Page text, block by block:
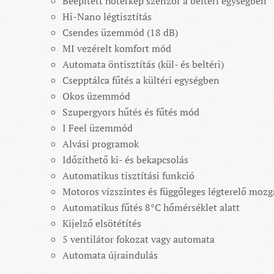
Hi-Nano légtisztítás
Csendes üzemmód (18 dB)
MI vezérelt komfort mód
Automata öntisztítás (kül- és beltéri)
Csepptálca fűtés a kültéri egységben
Okos üzemmód
Szupergyors hűtés és fűtés mód
I Feel üzemmód
Alvási programok
Időzíthető ki- és bekapcsolás
Automatikus tisztítási funkció
Motoros vízszintes és függőleges légterelő
Automatikus fűtés 8°C hőmérséklet alatt
Kijelző elsötétítés
5 ventilátor fokozat vagy automata
Automata újraindulás